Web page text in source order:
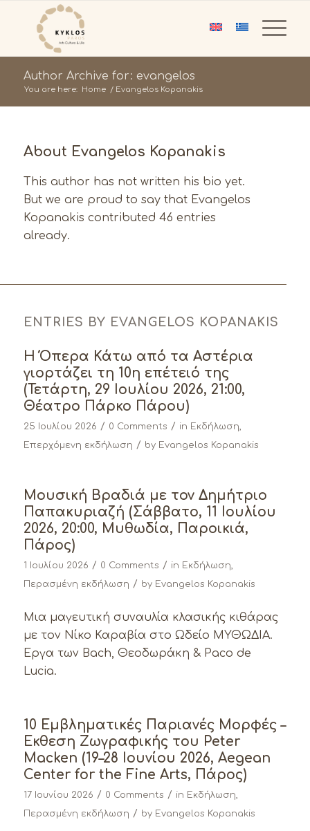
Author Archive for: evangelos
You are here: Home / Evangelos Kopanakis
About Evangelos Kopanakis
This author has not written his bio yet.
But we are proud to say that Evangelos
Kopanakis contributed 46 entries
already.
ENTRIES BY EVANGELOS KOPANAKIS
Η Όπερα Κάτω από τα Αστέρια
γιορτάζει τη 10η επέτειό της
(Τετάρτη, 29 Ιουλίου 2026, 21:00,
Θέατρο Πάρκο Πάρου)
25 Ιουλίου 2026 / 0 Comments / in Εκδήλωση,
Επερχόμενη εκδήλωση / by Evangelos Kopanakis
Μουσική Βραδιά με τον Δημήτριο
Παπακυριαζή (Σάββατο, 11 Ιουλίου
2026, 20:00, Μυθωδία, Παροικιά,
Πάρος)
1 Ιουλίου 2026 / 0 Comments / in Εκδήλωση,
Περασμένη εκδήλωση / by Evangelos Kopanakis
Μια μαγευτική συναυλία κλασικής κιθάρας
με τον Νίκο Καραβία στο Ωδείο ΜΥΘΩΔΙΑ.
Έργα των Bach, Θεοδωράκη & Paco de
Lucia.
10 Εμβληματικές Παριανές Μορφές –
Έκθεση Ζωγραφικής του Peter
Macken (19–28 Ιουνίου 2026, Aegean
Center for the Fine Arts, Πάρος)
17 Ιουνίου 2026 / 0 Comments / in Εκδήλωση,
Περασμένη εκδήλωση / by Evangelos Kopanakis